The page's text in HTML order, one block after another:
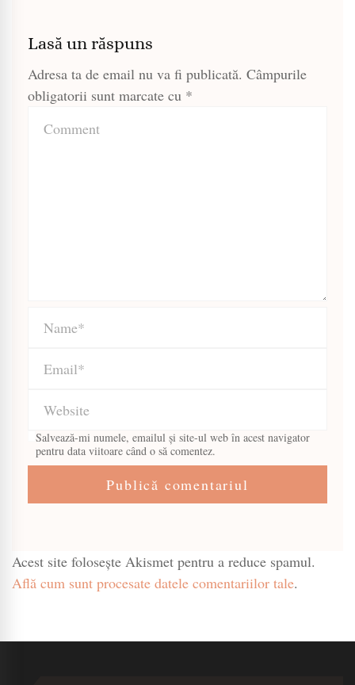
Lasă un răspuns
Adresa ta de email nu va fi publicată. Câmpurile
obligatorii sunt marcate cu *
Salvează-mi numele, emailul și site-ul web în acest navigator
pentru data viitoare când o să comentez.
Acest site folosește Akismet pentru a reduce spamul.
Află cum sunt procesate datele comentariilor tale.